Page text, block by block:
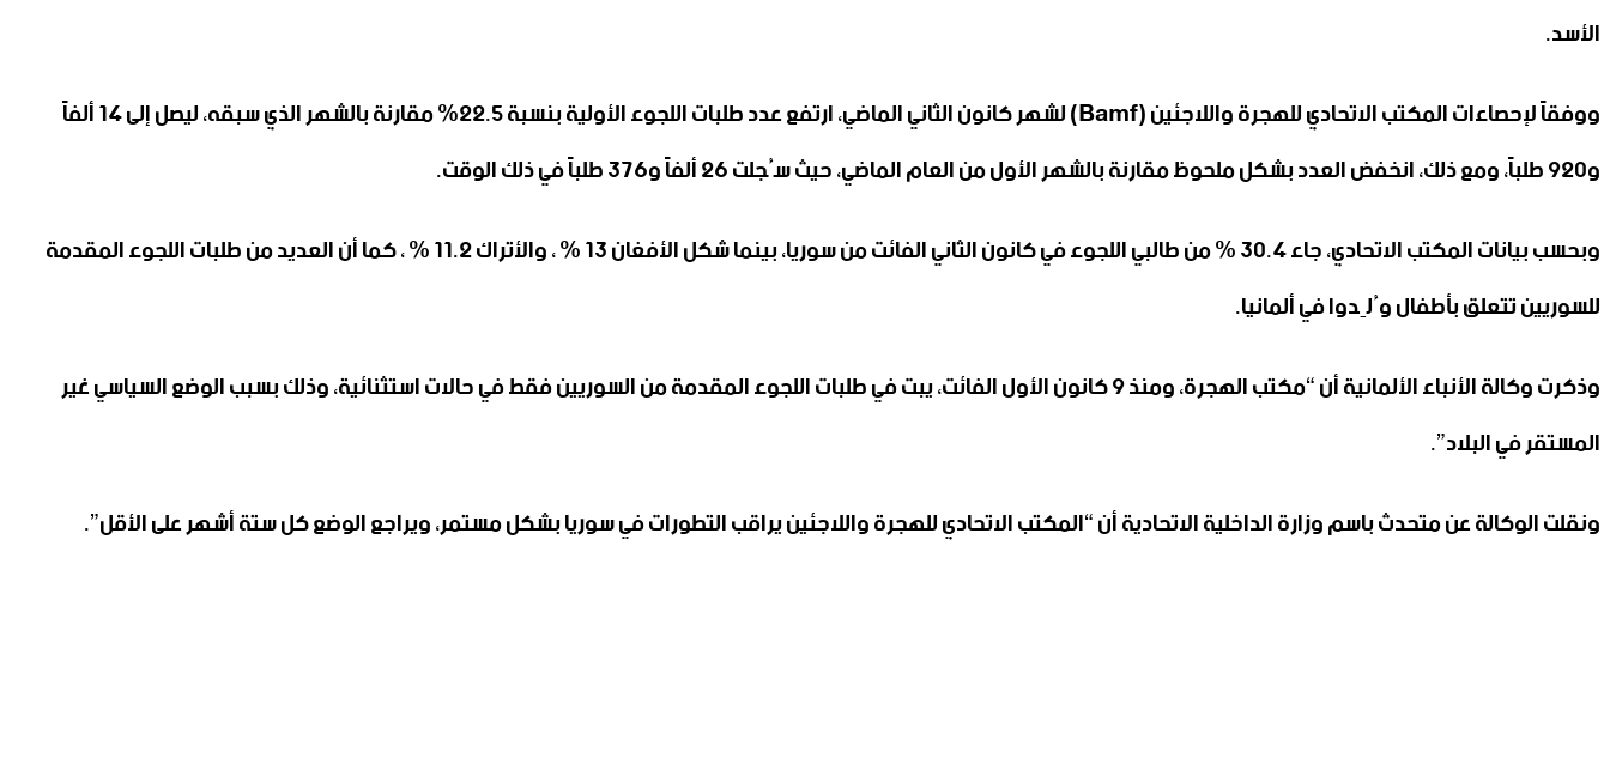
الأسد.
ووفقاً لإحصاءات المكتب الاتحادي للهجرة واللاجئين (Bamf) لشهر كانون الثاني الماضي، ارتفع عدد طلبات اللجوء الأولية بنسبة 22.5% مقارنة بالشهر الذي سبقه، ليصل إلى 14 ألفاً
و920 طلباً، ومع ذلك، انخفض العدد بشكل ملحوظ مقارنة بالشهر الأول من العام الماضي، حيث سُجلت 26 ألفاً و376 طلباً في ذلك الوقت.
وبحسب بيانات المكتب الاتحادي، جاء 30.4 % من طالبي اللجوء في كانون الثاني الفائت من سوريا، بينما شكل الأفغان 13 % ، والأتراك 11.2 % ، كما أن العديد من طلبات اللجوء المقدمة
للسوريين تتعلق بأطفال وُلِدوا في ألمانيا.
وذكرت وكالة الأنباء الألمانية أن “مكتب الهجرة، ومنذ 9 كانون الأول الفائت، يبت في طلبات اللجوء المقدمة من السوريين فقط في حالات استثنائية، وذلك بسبب الوضع السياسي غير
المستقر في البلاد”.
ونقلت الوكالة عن متحدث باسم وزارة الداخلية الاتحادية أن “المكتب الاتحادي للهجرة واللاجئين يراقب التطورات في سوريا بشكل مستمر، ويراجع الوضع كل ستة أشهر على الأقل”.